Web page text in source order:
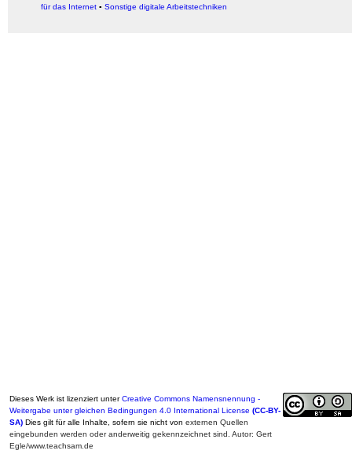
für das Internet ▪ Sonstige digitale Arbeitstechniken
Dieses Werk ist lizenziert unterCreative Commons Namensnennung -
Weitergabe unter gleichen Bedingungen 4.0 International License (CC-BY-
SA) Dies gilt für alle Inhalte, sofern sie nicht von externen Quellen
eingebunden werden oder anderweitig gekennzeichnet sind. Autor: Gert
Egle/www.teachsam.de